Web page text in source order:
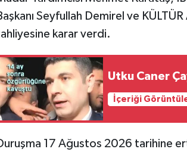
Seyfullah Demirel ve
karar verdi.
Utku Caner
İçeriği
17 Ağustos 2026 tarihine